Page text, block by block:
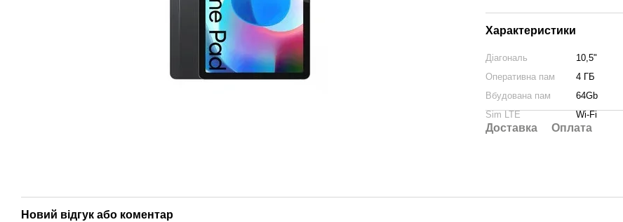
Характеристики
Діагональ
10,5"
Оперативна пам
4 ГБ
Вбудована пам
64Gb
Sim LTE
Wi-Fi
Доставка Оплата
Новий відгук або коментар